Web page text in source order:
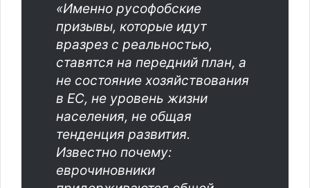
«Именно русофобские
призывы, которые идут
вразрез с реальностью,
ставятся на передний план, а
не состояние хозяйствования
в ЕС, не уровень жизни
населения, не общая
тенденция развития.
Известно почему:
еврочиновники